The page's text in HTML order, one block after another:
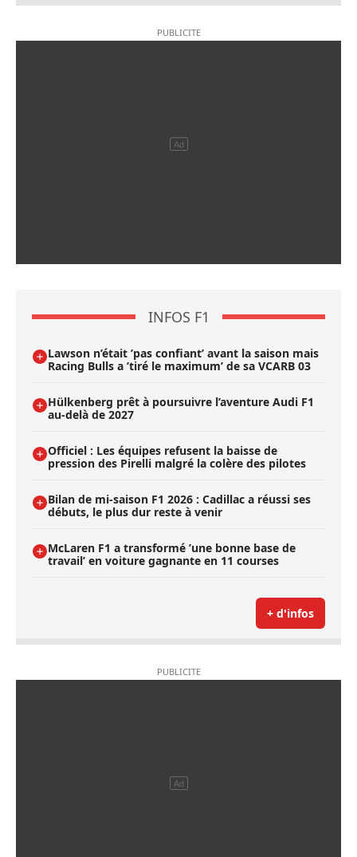
INFOS F1
Lawson n’était ’pas confiant’ avant la saison mais
Racing Bulls a ’tiré le maximum’ de sa VCARB 03
Hülkenberg prêt à poursuivre l’aventure Audi F1
au-delà de 2027
Officiel : Les équipes refusent la baisse de
pression des Pirelli malgré la colère des pilotes
Bilan de mi-saison F1 2026 : Cadillac a réussi ses
débuts, le plus dur reste à venir
McLaren F1 a transformé ’une bonne base de
travail’ en voiture gagnante en 11 courses
+ d'infos